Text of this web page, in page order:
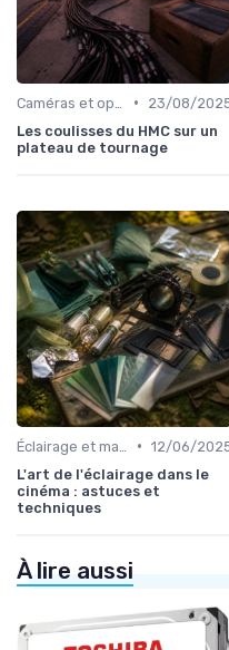
•
23/08/
Les coulisses du HMC sur un
plateau de tournage
• 12/06/
L'art de l'éclairage dans le
cinéma : astuces et
techniques
À lire aussi